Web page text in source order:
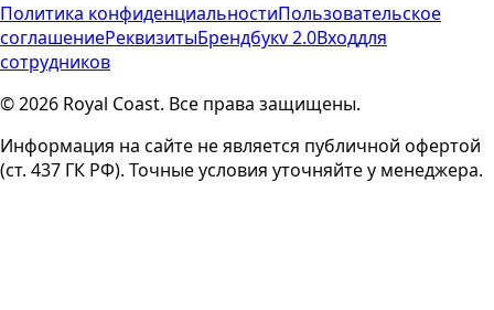
Политика конфиденциальностиПользовательское
соглашениеРеквизитыБрендбукv 2.0Входдля
сотрудников
© 2026 Royal Coast. Все права защищены.
Информация на сайте не является публичной офертой
(ст. 437 ГК РФ). Точные условия уточняйте у менеджера.